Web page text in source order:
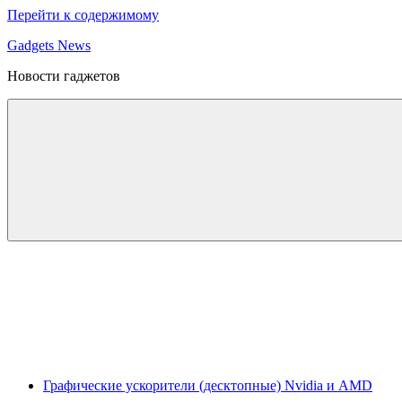
Перейти к содержимому
Gadgets News
Новости гаджетов
Графические ускорители (десктопные) Nvidia и AMD